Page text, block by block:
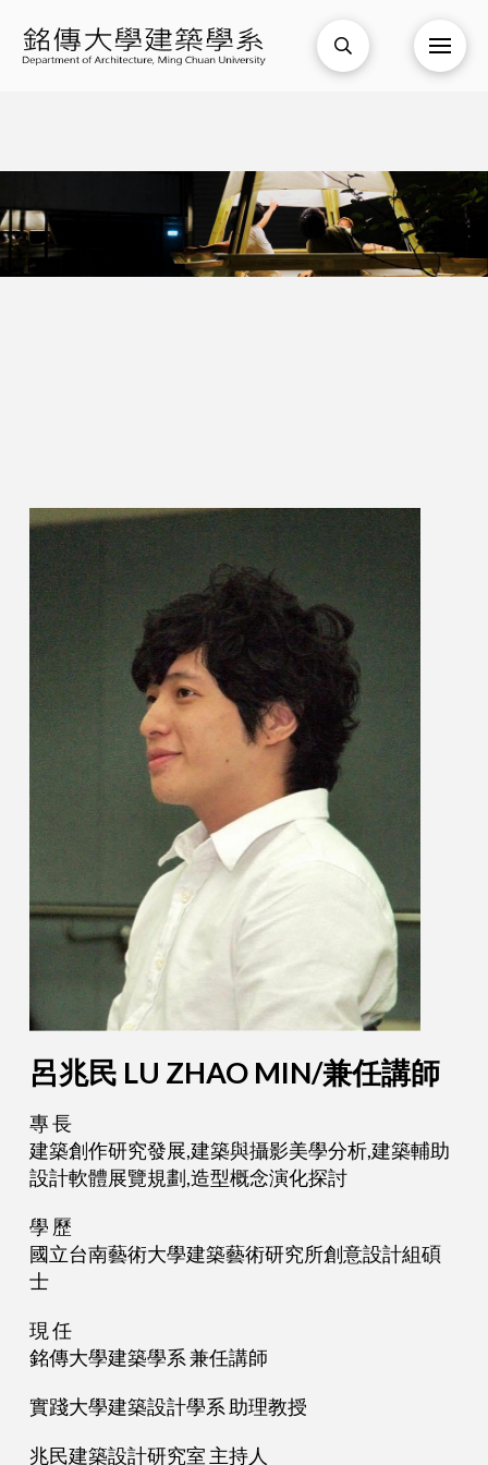
呂兆民 LU ZHAO MIN/兼任講師
專 長
建築創作研究發展,建築與攝影美學分析,建築輔助
設計軟體展覽規劃,造型概念演化探討
學 歷
國立台南藝術大學建築藝術研究所創意設計組碩
士
現 任
銘傳大學建築學系 兼任講師
實踐大學建築設計學系 助理教授
兆民建築設計研究室 主持人